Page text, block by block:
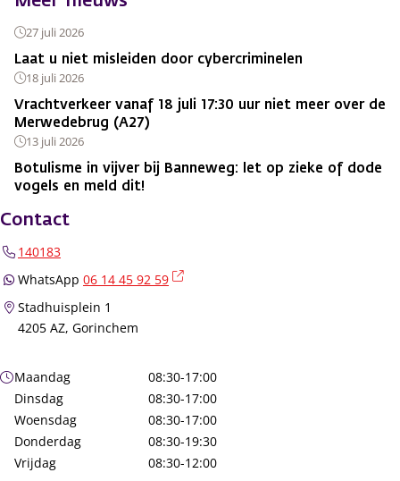
Laat u niet misleiden door cybercriminelen
27 juli 2026
Vrachtverkeer vanaf 18 juli 17:30 uur niet meer over de
Merwedebrug (A27)
18 juli 2026
Botulisme in vijver bij Banneweg: let op zieke of dode
vogels en meld dit!
13 juli 2026
Contact
140183
WhatsApp 06 14 45 92 59
Stadhuisplein 1
4205 AZ, Gorinchem
Openingstijden
Maandag
08:30-17:00
Dinsdag
08:30-17:00
Woensdag
08:30-17:00
Donderdag
08:30-19:30
Vrijdag
08:30-12:00